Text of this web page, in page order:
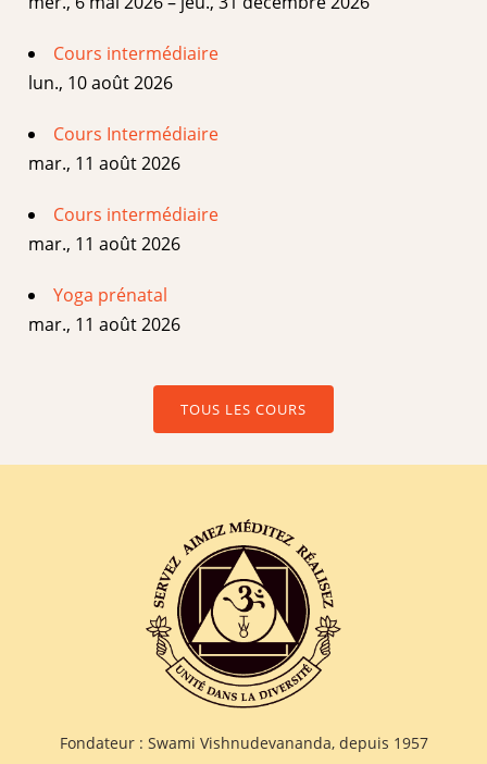
Cours intermédiaire
lun., 10 août 2026
Cours Intermédiaire
mar., 11 août 2026
Cours intermédiaire
mar., 11 août 2026
Yoga prénatal
mar., 11 août 2026
TOUS LES COURS
Fondateur : Swami Vishnudevananda, depuis 1957